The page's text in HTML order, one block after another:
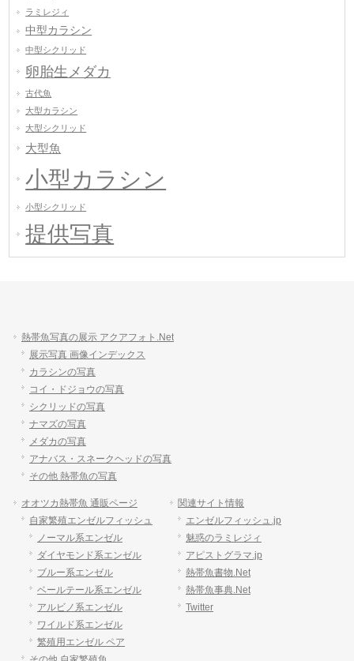
ラミレジィ
中型カラシン
中型シクリッド
卵胎生メダカ
古代魚
大型カラシン
大型シクリッド
大型魚
小型カラシン
小型シクリッド
提供写真
熱帯魚写真の展示 アクアフォト.Net
展示写真 画像インデックス
カラシンの写真
コイ・ドジョウの写真
シクリッドの写真
ナマズの写真
メダカの写真
アナバス・スネークヘッドの写真
その他 熱帯魚の写真
オオツカ熱帯魚 通販ページ
自家繁殖エンゼルフィッシュ
ノーマル系エンゼル
ダイヤモンド系エンゼル
ブルー系エンゼル
ベールテール系エンゼル
アルビノ系エンゼル
ワイルド系エンゼル
繁殖用エンゼル ペア
関連サイト情報
エンゼルフィッシュ.jp
魅惑のラミレジィ
アピストグラマ.jp
熱帯魚書物.Net
熱帯魚事典.Net
Twitter